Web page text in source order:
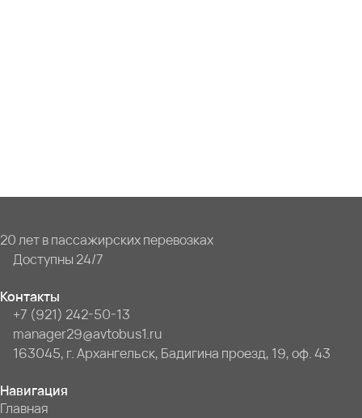
20 лет в пассажирских перевозках
Доступны 24/7
Контакты
+7 (921) 242-50-13
manager29@avtobus1.ru
163045, г. Архангельск, Бадигина проезд, 19, оф. 43
Навигация
Главная